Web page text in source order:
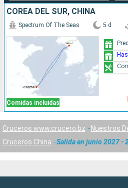
COREA DEL SUR, CHINA
Comidas incluidas
Spectrum Of The Seas 5 d
Cruceros www.crucero.bz
Nuestros
Cruceros China
Salida en junio 2027 -